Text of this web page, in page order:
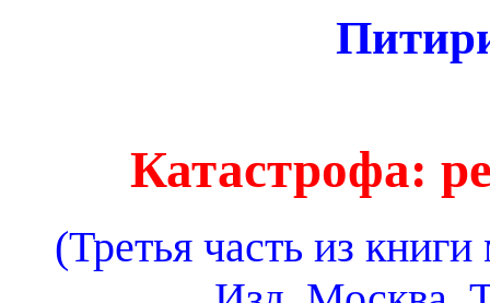
Катастрофа:
(Третья часть из